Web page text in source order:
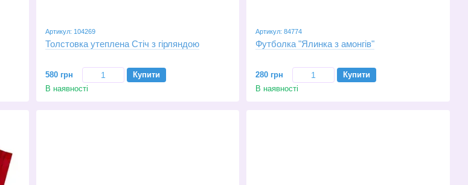
Артикул: 104269
Толстовка утеплена Стіч з гірляндою
580 грн
Купити
В наявності
Артикул: 84774
Футболка "Ялинка з амонгів"
280 грн
Купити
В наявності